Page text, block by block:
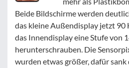
Beide Bildschirme werden
das kleine Außendisplay jetzt 90
das Innendisplay eine Stufe von
herunterschrauben. Die
wurden etwas größer, dafür